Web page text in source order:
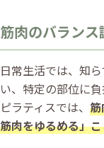
筋肉のバラン
日常生活では、知
い、特定の部位に負
ピラティスでは、
筋肉をゆるめる」